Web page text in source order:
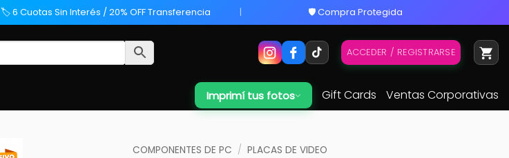
🏷️ 6 Cuotas Sin Interés / 20% OFF Transferencia 🛡️ Compra Protegida
ACCEDER / REGISTRARSE
Imprimí tus fotos Gift Cards Ventas Corporativas
COMPONENTES DE PC / PLACAS DE VIDEO